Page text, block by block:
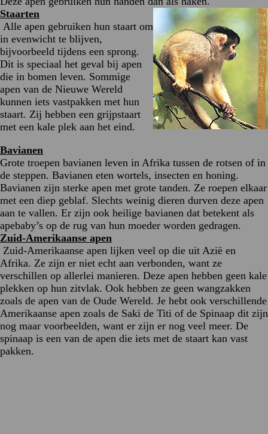
Staarten
Alle apen gebruiken hun staart om
in evenwicht te blijven,
bijvoorbeeld tijdens een sprong.
Dit is speciaal het geval bij apen
die in bomen leven. Sommige
apen van de Nieuwe Wereld
kunnen iets vastpakken met hun
staart. Zij hebben een grijpstaart
met een kale plek aan het eind.
Bavianen
Grote troepen bavianen leven in Afrika tussen de rotsen of in
de steppen. Bavianen eten wortels, insecten en honing.
Bavianen zijn sterke apen met grote tanden. Ze roepen elkaar
met een diep geblaf. Slechts weinig dieren durven deze apen
aan te vallen. Er zijn ook heilige bavianen dat betekent als
apebaby’s op de rug van hun moeder worden gedragen.
Zuid-Amerikaanse apen
Zuid-Amerikaanse apen lijken veel op die uit Azië en
Afrika. Ze zijn er niet echt aan verbonden, want ze
verschillen op allerlei manieren. Deze apen hebben geen kale
plekken op hun zitvlak. Ook hebben ze geen wangzakken
zoals de apen van de Oude Wereld. Je hebt ook verschillende
Amerikaanse apen zoals de Saki de Titi of de Spinaap dit zijn
nog maar voorbeelden, want er zijn er nog veel meer. De
spinaap is een van de apen die iets met de staart kan vast
pakken.